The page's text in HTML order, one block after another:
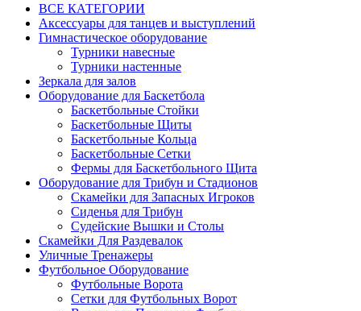
ВСЕ КАТЕГОРИИ
Аксессуары для танцев и выступлений
Гимнастическое оборудование
Турники навесные
Турники настенные
Зеркала для залов
Оборудование для Баскетбола
Баскетбольные Стойки
Баскетбольные Щиты
Баскетбольные Кольца
Баскетбольные Сетки
Фермы для Баскетбольного Щита
Оборудование для Трибун и Стадионов
Скамейки для Запасных Игроков
Сиденья для Трибун
Судейские Вышки и Столы
Скамейки Для Раздевалок
Уличные Тренажеры
Футбольное Оборудование
Футбольные Ворота
Сетки для Футбольных Ворот